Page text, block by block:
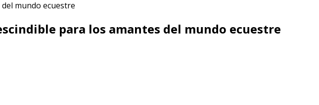
para los amantes del mundo ecuestre